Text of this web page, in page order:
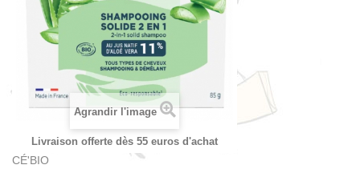
Agrandir l'image
Livraison offerte dès 55 euros d'achat
CÉ'BIO